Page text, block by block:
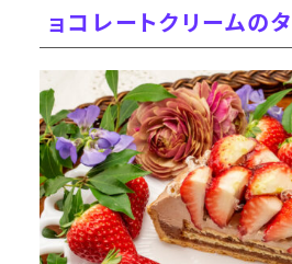
ョコレートクリームのタ